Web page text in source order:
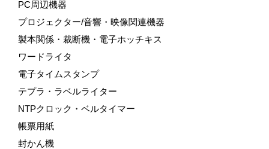
PC周辺機器
プロジェクター/音響・映像関連機器
製本関係・裁断機・電子ホッチキス
ワードライタ
電子タイムスタンプ
テプラ・ラベルライター
NTPクロック・ベルタイマー
帳票用紙
封かん機